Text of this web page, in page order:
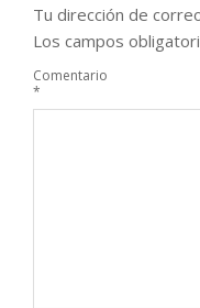
Tu dirección de
Los campos
Comentario
*